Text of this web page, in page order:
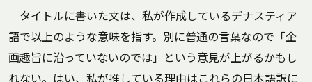
タイトルに書いた文は、私が作成しているデナスティア
語で以上のような意味を指す。別に普通の言葉なので「企
画趣旨に沿っていないのでは」という意見が上がるかもし
れない。はい、私が推している理由はこれらの日本語訳に